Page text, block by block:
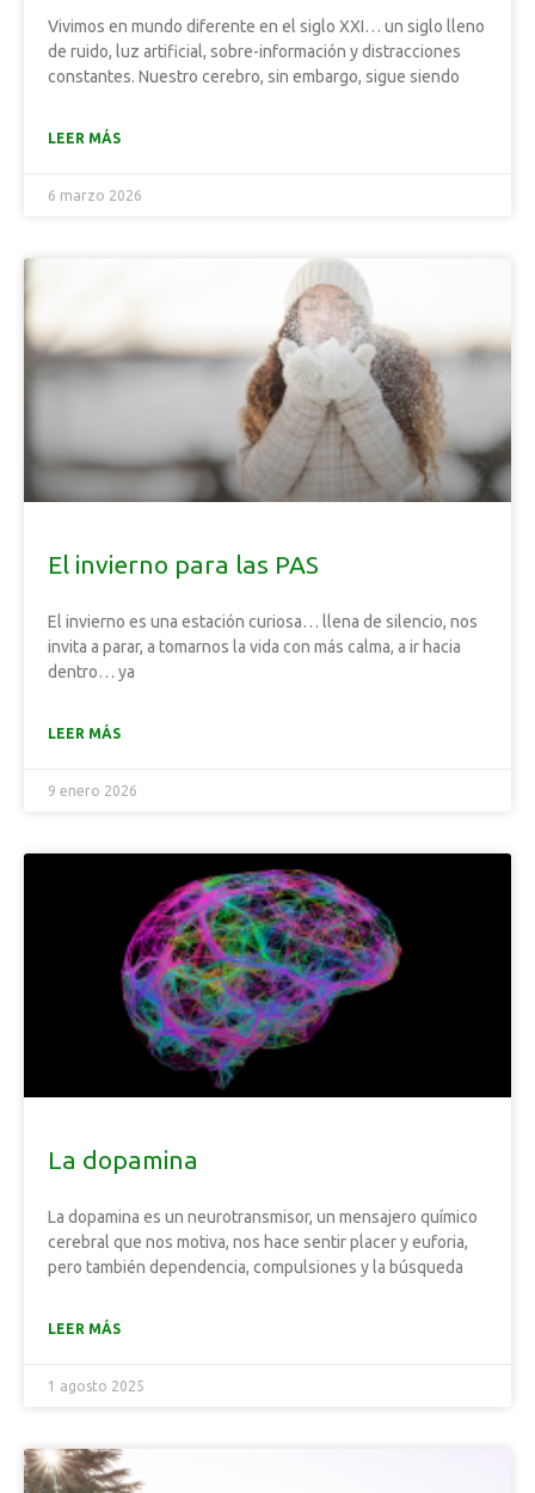
Vivimos en mundo diferente en el siglo XXI… un siglo lleno
de ruido, luz artificial, sobre-información y distracciones
constantes. Nuestro cerebro, sin embargo, sigue siendo
LEER MÁS
6 marzo 2026
El invierno para las PAS
El invierno es una estación curiosa… llena de silencio, nos
invita a parar, a tomarnos la vida con más calma, a ir hacia
dentro… ya
LEER MÁS
9 enero 2026
La dopamina
La dopamina es un neurotransmisor, un mensajero químico
cerebral que nos motiva, nos hace sentir placer y euforia,
pero también dependencia, compulsiones y la búsqueda
LEER MÁS
1 agosto 2025